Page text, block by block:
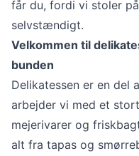
får du, fordi vi stoler
selvstændigt.
Velkommen til
bunden
Delikatessen er en del
arbejder vi med et
mejerivarer og
alt fra tapas og